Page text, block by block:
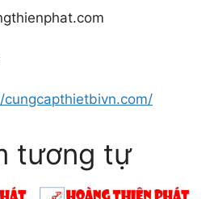
cungcapthietbivn.com/
tương tự